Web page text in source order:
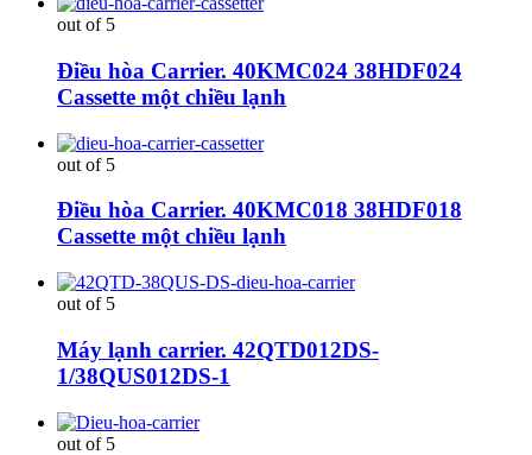
out of 5
Điều hòa Carrier. 40KMC024 38HDF024
Cassette một chiều lạnh
out of 5
Điều hòa Carrier. 40KMC018 38HDF018
Cassette một chiều lạnh
out of 5
Máy lạnh carrier. 42QTD012DS-
1/38QUS012DS-1
out of 5